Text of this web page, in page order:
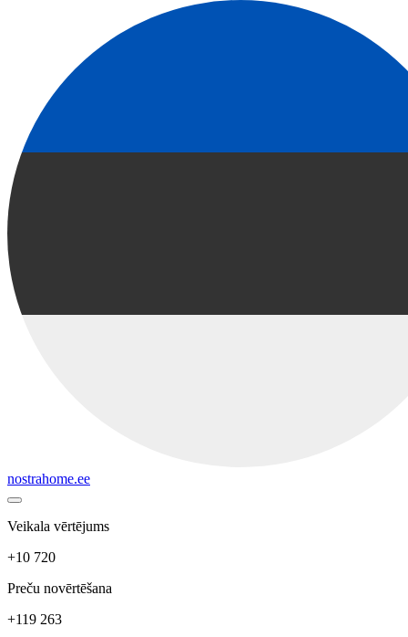
nostrahome.ee
Veikala vērtējums
+10 720
Preču novērtēšana
+119 263